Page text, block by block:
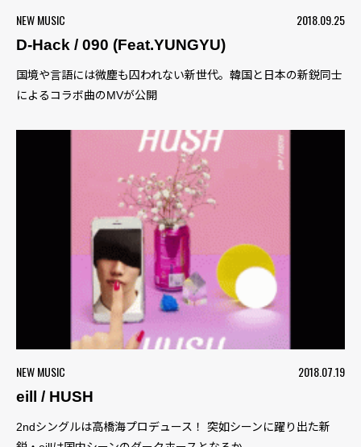
NEW MUSIC
2018.09.25
D-Hack / 090 (Feat.YUNGYU)
国境や言語には微塵も囚われない新世代。韓国と日本の新鋭同士
によるコラボ曲のMVが公開
NEW MUSIC
2018.07.19
eill / HUSH
2ndシングルは高橋海プロデュース！ 突如シーンに躍り出た新